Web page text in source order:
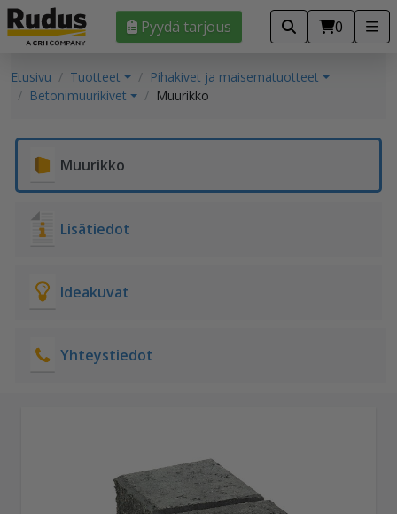
Pyydä tarjous 0
Etusivu Tuotteet
Pihakivet ja maisematuotteet
Betonimuurikivet
Muurikko
Muurikko
Lisätiedot
Ideakuvat
Yhteystiedot